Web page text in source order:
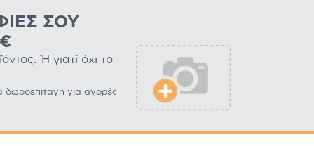
ΣΟΥ
Ή γιατί όχι το
δωροεπιταγή για αγορές